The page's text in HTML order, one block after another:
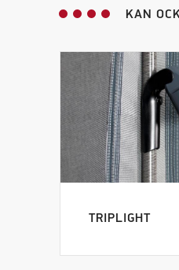
KAN
TRIPLIGHT